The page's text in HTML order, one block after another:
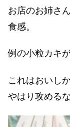
お店のお姉さ
食感。
例の小粒カキ
これはおいし
やはり攻める